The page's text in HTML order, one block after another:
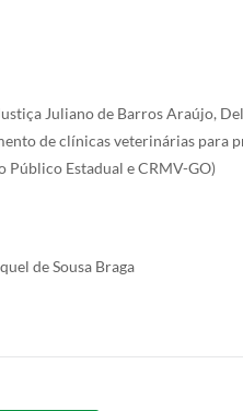
Juliano de Barros Araújo,
de clínicas veterinárias para
Estadual e CRMV-GO)
de Sousa Braga